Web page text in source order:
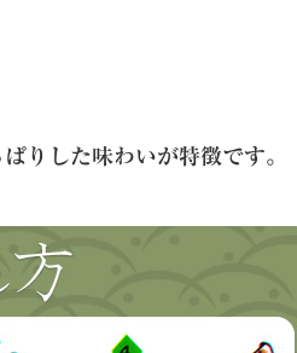
りした味わいが特徴です。